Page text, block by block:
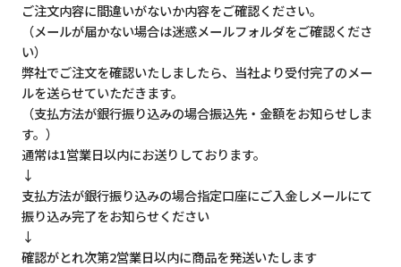
ご注文内容に間違いがないか内容をご確認ください。
（メールが届かない場合は迷惑メールフォルダをご確認くださ
い）
弊社でご注文を確認いたしましたら、当社より受付完了のメー
ルを送らせていただきます。
（支払方法が銀行振り込みの場合振込先・金額をお知らせしま
す。）
通常は1営業日以内にお送りしております。
↓
支払方法が銀行振り込みの場合指定口座にご入金しメールにて
振り込み完了をお知らせください
↓
確認がとれ次第2営業日以内に商品を発送いたします